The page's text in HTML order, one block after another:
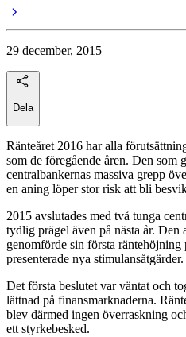
29 december, 2015
Dela
Ränteåret 2016 har alla
som de föregående åren. Den som
centralbankernas massiva grepp
en aning löper stor risk att bli
2015 avslutades med två tunga
tydlig prägel även på nästa år. Den
genomförde sin första
presenterade nya stimulansåtgärder.
Det första beslutet var väntat och
lättnad på finansmarknaderna.
blev därmed ingen överraskning
ett styrkebesked.